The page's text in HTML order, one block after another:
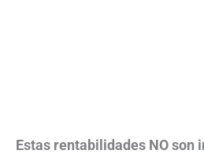
Estas rentabilidades NO son